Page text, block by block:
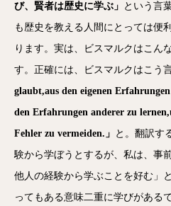
び、賢者は歴史に学ぶ」 という言
も歴史を教える人間にとっては便
ります。実は、ビスマルクはこん
す。正確には、ビスマルクはこう
glaubt,aus den eigenen
den Erfahrungen anderer zu
Fehler zu vermeiden.」 と。翻訳す
験から学ぼうとするが、私は、事
他人の経験から学ぶことを好む」
ってもある意味二重に学びがある